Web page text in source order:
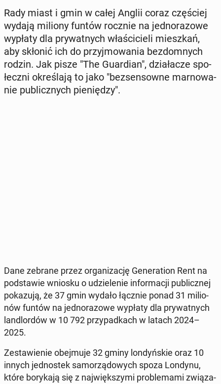
Rady miast i gmin w całej Anglii coraz czę­ściej
wydają miliony funtów rocznie na jed­no­ra­zo­we
wypłaty dla pry­wat­nych wła­ści­cie­li miesz­kań,
aby skłonić ich do przyj­mo­wa­nia bez­dom­nych
rodzin. Jak pisze "The Gu­ar­dian", dzia­ła­cze spo­
łecz­ni okre­śla­ją to jako "bez­sen­sow­ne mar­no­wa­
nie pu­blicz­nych pie­nię­dzy".
Dane zebrane przez or­ga­ni­za­cję Ge­ne­ra­tion Rent na
pod­sta­wie wniosku o udzie­le­nie in­for­ma­cji pu­blicz­nej
po­ka­zu­ją, że 37 gmin wydało łącznie ponad 31 mi­lio­
nów funtów na jed­no­ra­zo­we wypłaty dla pry­wat­nych
lan­dlor­dów w 10 792 przy­pad­kach w latach 2024–
2025.
Ze­sta­wie­nie obej­mu­je 32 gminy lon­dyń­skie oraz 10
innych jed­no­stek sa­mo­rzą­do­wych spoza Londynu,
które bo­ry­ka­ją się z naj­więk­szy­mi pro­ble­ma­mi zwią­za­